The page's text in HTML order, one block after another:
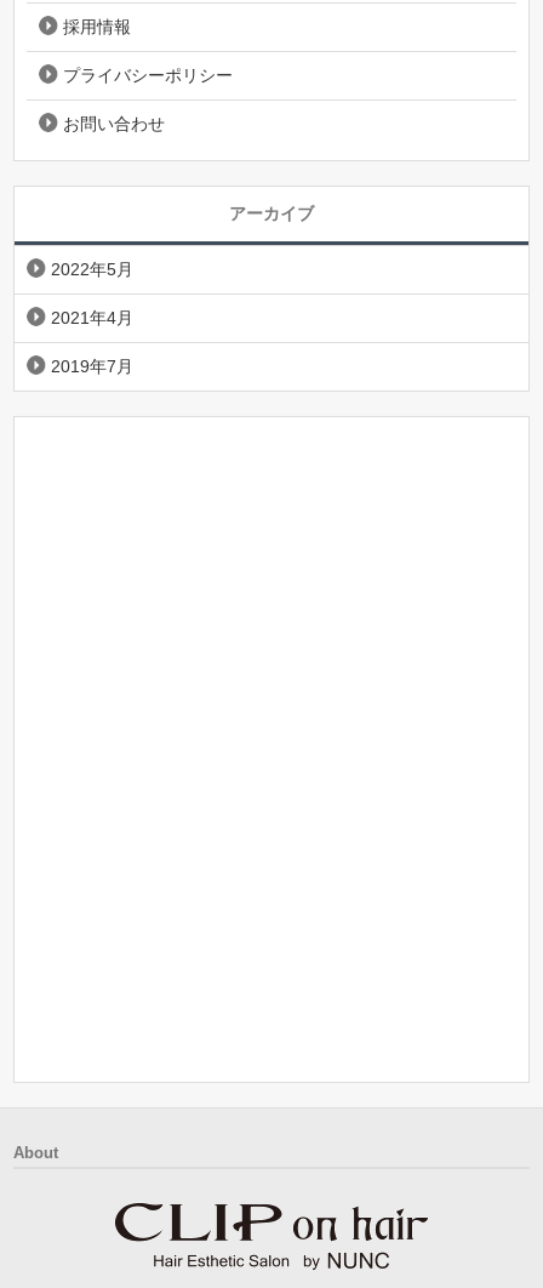
採用情報
プライバシーポリシー
お問い合わせ
アーカイブ
2022年5月
2021年4月
2019年7月
About